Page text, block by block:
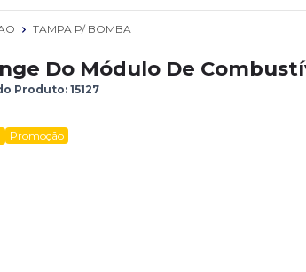
TAMPA P/ BOMBA
Do Módulo De
Produto: 15127
Promoção